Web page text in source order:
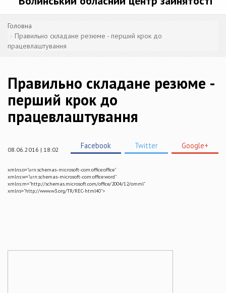
Головна
Правильно складане резюме - перший крок до
працевлаштування
Правильно складане резюме -
перший крок до
працевлаштування
08.06.2016 | 18:02 Facebook Twitter Google+
xmlns:o="urn:schemas-microsoft-com:office:office"
xmlns:w="urn:schemas-microsoft-com:office:word"
xmlns:m="http://schemas.microsoft.com/office/2004/12/omml"
xmlns="http://www.w3.org/TR/REC-html40">